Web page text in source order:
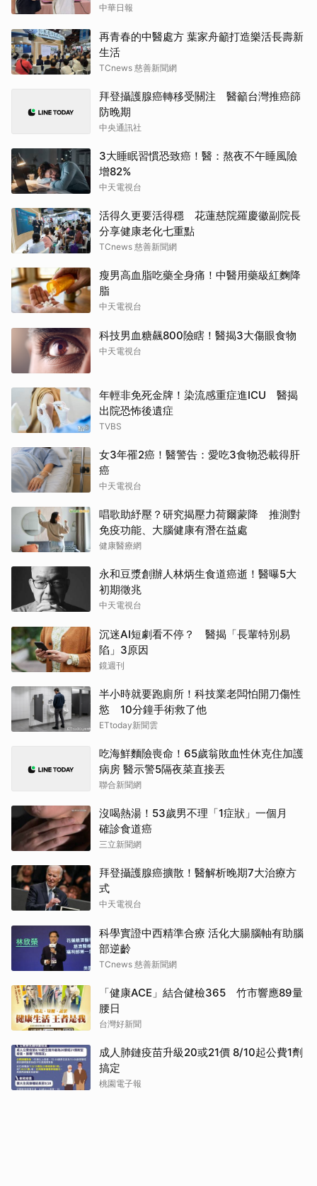
中華日報
再青春的中醫處方 葉家舟籲打造樂活長壽新
生活
TCnews 慈善新聞網
拜登攝護腺癌轉移受關注 醫籲台灣推癌篩
防晚期
中央通訊社
3大睡眠習慣恐致癌！醫：熬夜不午睡風險
增82%
中天電視台
活得久更要活得穩 花蓮慈院羅慶徽副院長
分享健康老化七重點
TCnews 慈善新聞網
瘦男高血脂吃藥全身痛！中醫用藥級紅麴降
脂
中天電視台
科技男血糖飆800險瞎！醫揭3大傷眼食物
中天電視台
年輕非免死金牌！染流感重症進ICU 醫揭
出院恐怖後遺症
TVBS
女3年罹2癌！醫警告：愛吃3食物恐載得肝
癌
中天電視台
唱歌助紓壓？研究揭壓力荷爾蒙降 推測對
免疫功能、大腦健康有潛在益處
健康醫療網
永和豆漿創辦人林炳生食道癌逝！醫曝5大
初期徵兆
中天電視台
沉迷AI短劇看不停？ 醫揭「長輩特別易
陷」3原因
鏡週刊
半小時就要跑廁所！科技業老闆怕開刀傷性
慾 10分鐘手術救了他
ETtoday新聞雲
吃海鮮麵險喪命！65歲翁敗血性休克住加護
病房 醫示警5隔夜菜直接丟
聯合新聞網
沒喝熱湯！53歲男不理「1症狀」一個月
確診食道癌
三立新聞網
拜登攝護腺癌擴散！醫解析晚期7大治療方
式
中天電視台
科學實證中西精準合療 活化大腸腦軸有助腦
部逆齡
TCnews 慈善新聞網
「健康ACE」結合健檢365 竹市響應89量
腰日
台灣好新聞
成人肺鏈疫苗升級20或21價 8/10起公費1劑
搞定
桃園電子報